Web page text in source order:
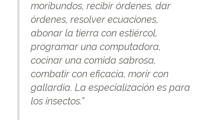
moribundos, recibir órdenes, dar
órdenes, resolver ecuaciones,
abonar la tierra con estiércol,
programar una computadora,
cocinar una comida sabrosa,
combatir con eficacia, morir con
gallardía. La especialización es para
los insectos.”